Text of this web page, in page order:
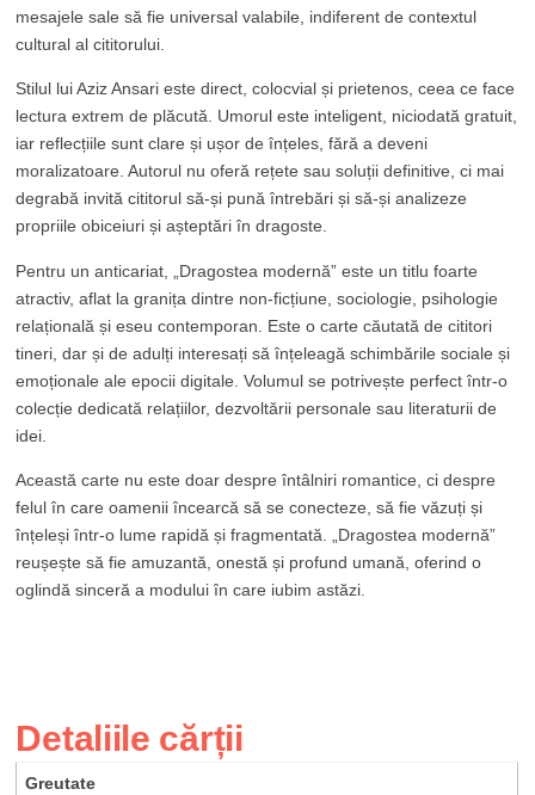
mesajele sale să fie universal valabile, indiferent de contextul
cultural al cititorului.
Stilul lui Aziz Ansari este direct, colocvial și prietenos, ceea ce face
lectura extrem de plăcută. Umorul este inteligent, niciodată gratuit,
iar reflecțiile sunt clare și ușor de înțeles, fără a deveni
moralizatoare. Autorul nu oferă rețete sau soluții definitive, ci mai
degrabă invită cititorul să-și pună întrebări și să-și analizeze
propriile obiceiuri și așteptări în dragoste.
Pentru un anticariat, „Dragostea modernă” este un titlu foarte
atractiv, aflat la granița dintre non-ficțiune, sociologie, psihologie
relațională și eseu contemporan. Este o carte căutată de cititori
tineri, dar și de adulți interesați să înțeleagă schimbările sociale și
emoționale ale epocii digitale. Volumul se potrivește perfect într-o
colecție dedicată relațiilor, dezvoltării personale sau literaturii de
idei.
Această carte nu este doar despre întâlniri romantice, ci despre
felul în care oamenii încearcă să se conecteze, să fie văzuți și
înțeleși într-o lume rapidă și fragmentată. „Dragostea modernă”
reușește să fie amuzantă, onestă și profund umană, oferind o
oglindă sinceră a modului în care iubim astăzi.
Detaliile cărții
Greutate